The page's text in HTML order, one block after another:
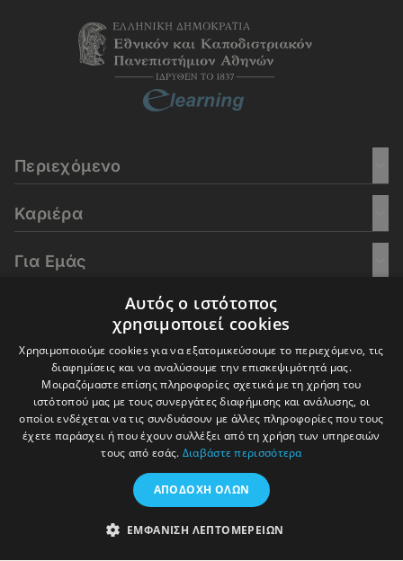
Περιεχόμενο
Καριέρα
Για Εμάς
E-Learning
© 2016-2026 In Deep Analysis - All rights reserved.
Πολιτική Cookies Πολιτική Απορρήτου
Αυτός ο ιστότοπος
χρησιμοποιεί cookies
Χρησιμοποιούμε cookies για να εξατομικεύσουμε το περιεχόμενο, τις
διαφημίσεις και να αναλύσουμε την επισκεψιμότητά μας.
Μοιραζόμαστε επίσης πληροφορίες σχετικά με τη χρήση του
ιστότοπού μας με τους συνεργάτες διαφήμισης και ανάλυσης, οι
οποίοι ενδέχεται να τις συνδυάσουν με άλλες πληροφορίες που τους
έχετε παράσχει ή που έχουν συλλέξει από τη χρήση των υπηρεσιών
τους από εσάς. Διαβάστε περισσότερα
ΑΠΟΔΟΧΉ ΌΛΩΝ
ΕΜΦΆΝΙΣΗ ΛΕΠΤΟΜΕΡΕΙΏΝ